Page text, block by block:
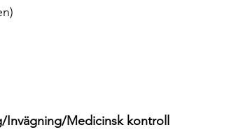
Invägning/Medicinsk kontroll